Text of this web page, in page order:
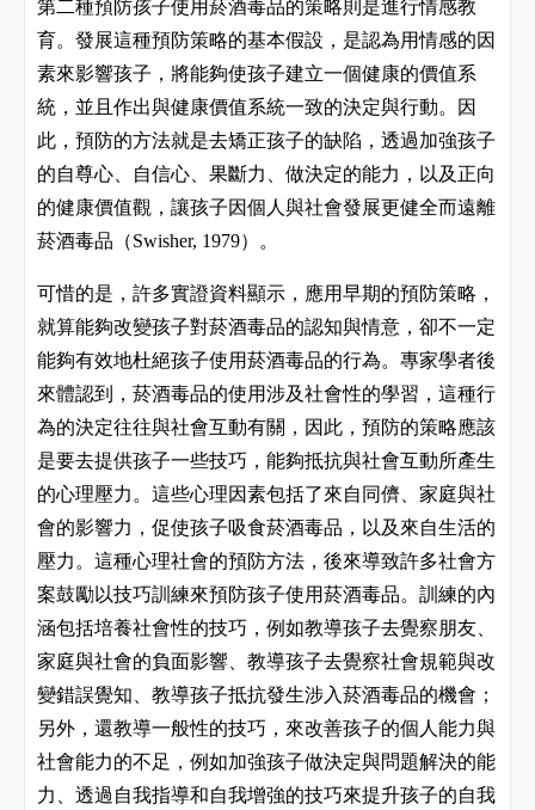
第二種預防孩子使用菸酒毒品的策略則是進行情感教
育。發展這種預防策略的基本假設，是認為用情感的因
素來影響孩子，將能夠使孩子建立一個健康的價值系
統，並且作出與健康價值系統一致的決定與行動。因
此，預防的方法就是去矯正孩子的缺陷，透過加強孩子
的自尊心、自信心、果斷力、做決定的能力，以及正向
的健康價值觀，讓孩子因個人與社會發展更健全而遠離
菸酒毒品（Swisher, 1979）。
可惜的是，許多實證資料顯示，應用早期的預防策略，
就算能夠改變孩子對菸酒毒品的認知與情意，卻不一定
能夠有效地杜絕孩子使用菸酒毒品的行為。專家學者後
來體認到，菸酒毒品的使用涉及社會性的學習，這種行
為的決定往往與社會互動有關，因此，預防的策略應該
是要去提供孩子一些技巧，能夠抵抗與社會互動所產生
的心理壓力。這些心理因素包括了來自同儕、家庭與社
會的影響力，促使孩子吸食菸酒毒品，以及來自生活的
壓力。這種心理社會的預防方法，後來導致許多社會方
案鼓勵以技巧訓練來預防孩子使用菸酒毒品。訓練的內
涵包括培養社會性的技巧，例如教導孩子去覺察朋友、
家庭與社會的負面影響、教導孩子去覺察社會規範與改
變錯誤覺知、教導孩子抵抗發生涉入菸酒毒品的機會；
另外，還教導一般性的技巧，來改善孩子的個人能力與
社會能力的不足，例如加強孩子做決定與問題解決的能
力、透過自我指導和自我增強的技巧來提升孩子的自我